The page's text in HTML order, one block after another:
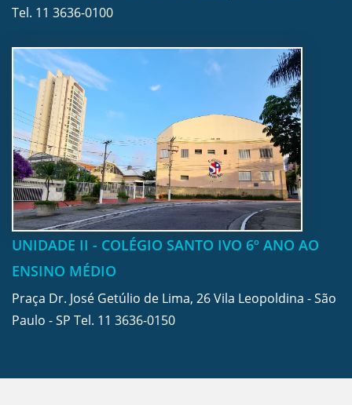
Tel. 11 3636-0100
UNIDADE II - COLÉGIO SANTO IVO 6º ANO AO
ENSINO MÉDIO
Praça Dr. José Getúlio de Lima, 26 Vila Leopoldina - São
Paulo - SP Tel. 11 3636-0150